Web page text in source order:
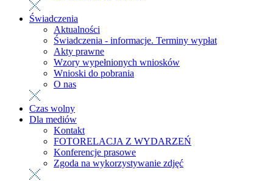
Świadczenia
Aktualności
Świadczenia - informacje. Terminy wypłat
Akty prawne
Wzory wypełnionych wniosków
Wnioski do pobrania
O nas
Czas wolny
Dla mediów
Kontakt
FOTORELACJA Z WYDARZEŃ
Konferencje prasowe
Zgoda na wykorzystywanie zdjęć